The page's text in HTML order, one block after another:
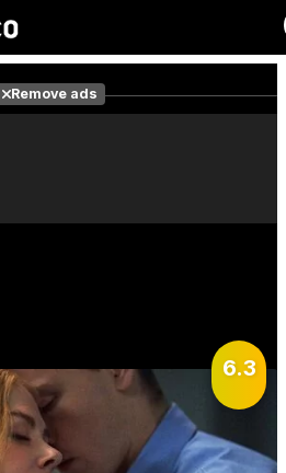
Remove ads
6.3